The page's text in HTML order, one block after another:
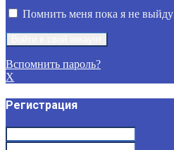
Помнить меня пока я не выйду
Вспомнить пароль?
X
Регистрация